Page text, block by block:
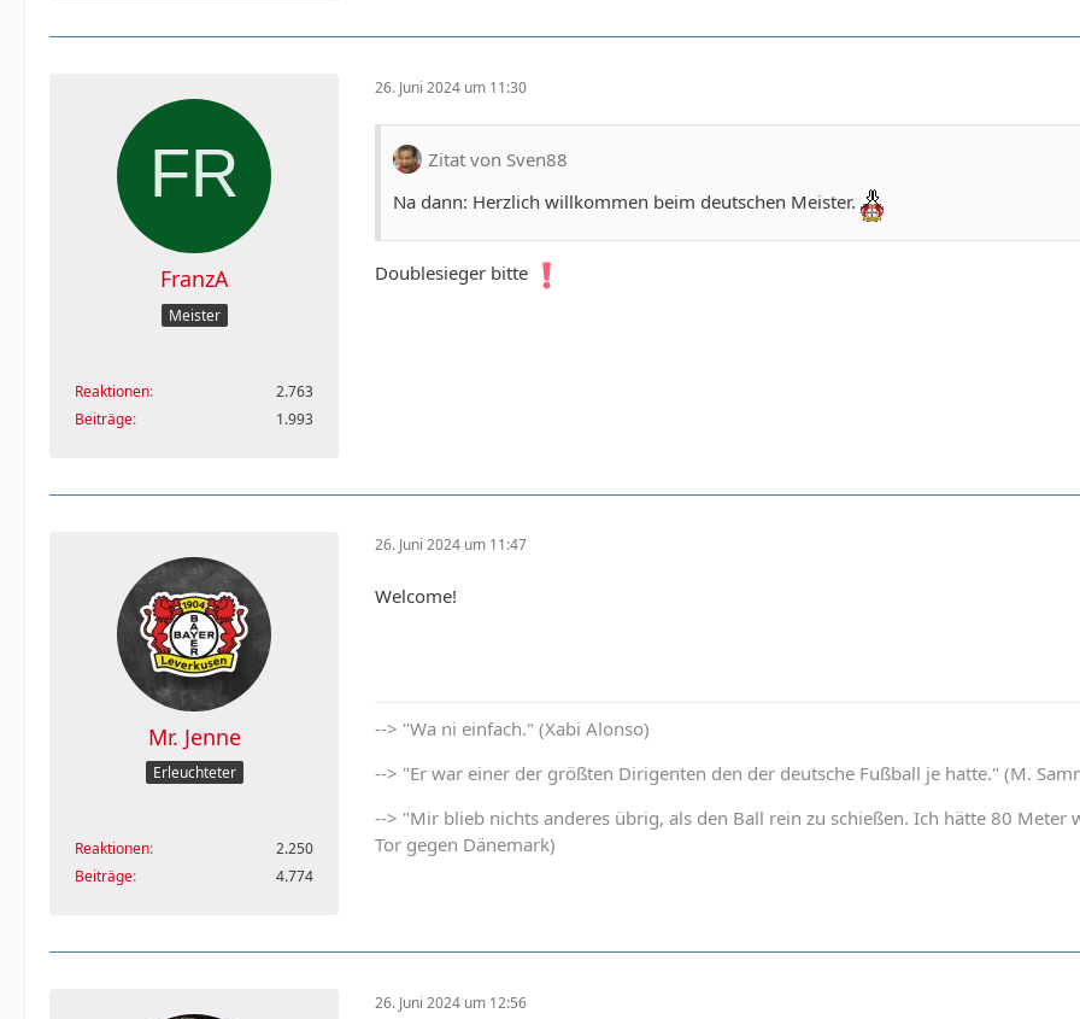
FranzA
Meister
Reaktionen
2.763
Beiträge
1.993
26. Juni 2024 um 11:30
Zitat von Sven88
Na dann: Herzlich willkommen beim deutschen Meister.
Doublesieger bitte
Mr. Jenne
Erleuchteter
Reaktionen
2.250
Beiträge
4.774
26. Juni 2024 um 11:47
Welcome!
--> "Wa ni einfach." (Xabi Alonso)
--> "Er war einer der größten Dirigenten den der deutsche Fußball je hatte." (M.
--> "Mir blieb nichts anderes übrig, als den Ball rein zu schießen. Ich hätte 80 Meter
Tor gegen Dänemark)
26. Juni 2024 um 12:56